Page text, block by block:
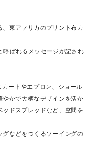
東アフリカのプリント布カ
ばれるメッセージが記され
ートやエプロン、ショール
やかで大柄なデザインを活か
ッドスプレッドなど、空間を
などをつくるソーイングの